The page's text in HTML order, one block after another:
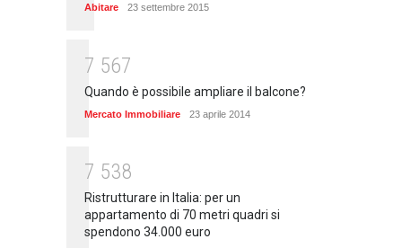
Abitare 23 settembre 2015
7 567
Quando è possibile ampliare il balcone?
Mercato Immobiliare 23 aprile 2014
7 538
Ristrutturare in Italia: per un
appartamento di 70 metri quadri si
spendono 34.000 euro